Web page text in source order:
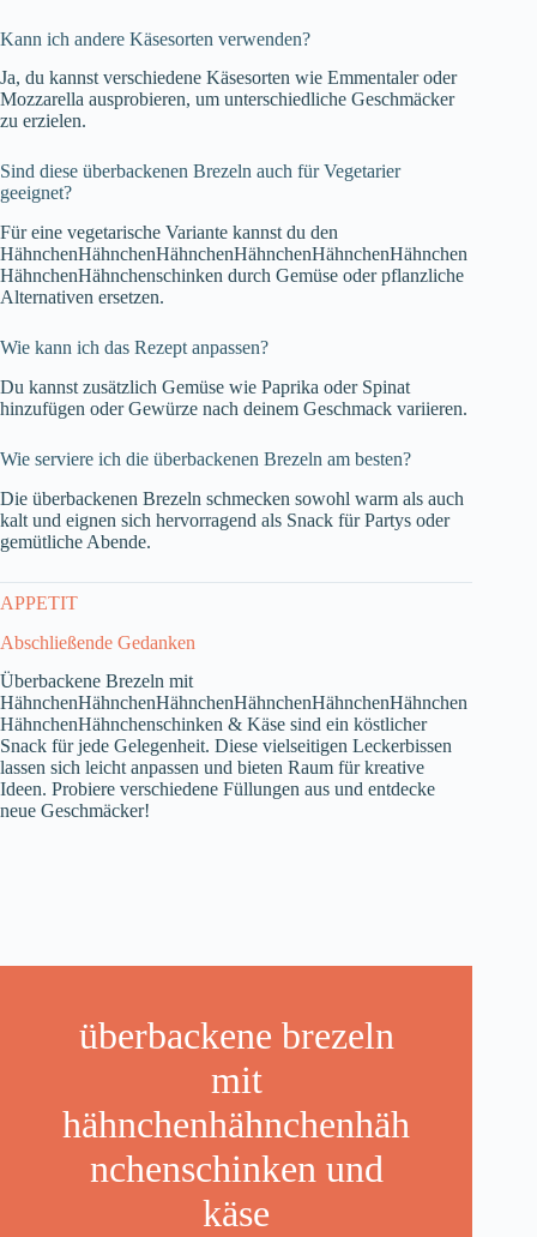
Kann ich andere Käsesorten verwenden?
Ja, du kannst verschiedene Käsesorten wie Emmentaler oder
Mozzarella ausprobieren, um unterschiedliche Geschmäcker
zu erzielen.
Sind diese überbackenen Brezeln auch für Vegetarier
geeignet?
Für eine vegetarische Variante kannst du den
HähnchenHähnchenHähnchenHähnchenHähnchenHähnchen
HähnchenHähnchenschinken durch Gemüse oder pflanzliche
Alternativen ersetzen.
Wie kann ich das Rezept anpassen?
Du kannst zusätzlich Gemüse wie Paprika oder Spinat
hinzufügen oder Gewürze nach deinem Geschmack variieren.
Wie serviere ich die überbackenen Brezeln am besten?
Die überbackenen Brezeln schmecken sowohl warm als auch
kalt und eignen sich hervorragend als Snack für Partys oder
gemütliche Abende.
APPETIT
Abschließende Gedanken
Überbackene Brezeln mit
HähnchenHähnchenHähnchenHähnchenHähnchenHähnchen
HähnchenHähnchenschinken & Käse sind ein köstlicher
Snack für jede Gelegenheit. Diese vielseitigen Leckerbissen
lassen sich leicht anpassen und bieten Raum für kreative
Ideen. Probiere verschiedene Füllungen aus und entdecke
neue Geschmäcker!
überbackene brezeln
mit
hähnchenhähnchenhäh
nchenschinken und
käse